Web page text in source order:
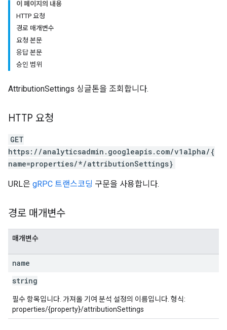
이 페이지의 내용
HTTP 요청
경로 매개변수
요청 본문
응답 본문
승인 범위
AttributionSettings 싱글톤을 조회합니다.
HTTP 요청
GET
https://analyticsadmin.googleapis.com/v1alpha/{
name=properties/*/attributionSettings}
URL은 gRPC 트랜스코딩 구문을 사용합니다.
경로 매개변수
매개변수
name
string
필수 항목입니다. 가져올 기여 분석 설정의 이름입니다. 형식:
properties/{property}/attributionSettings